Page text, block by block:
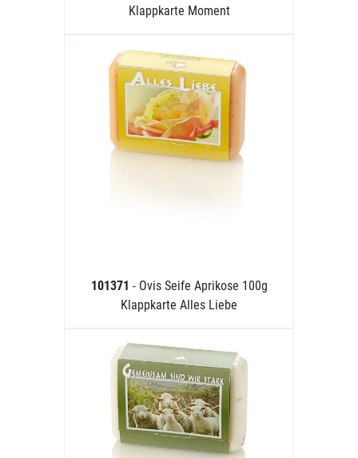
Klappkarte Moment
101371 - Ovis Seife Aprikose 100g
Klappkarte Alles Liebe